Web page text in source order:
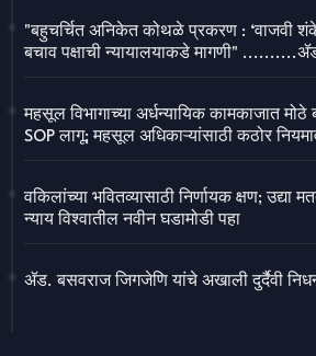
"बहुचर्चित अनिकेत कोथळे प्रकरण : ‘वाजवी
बचाव पक्षाची न्यायालयाकडे मागणी"
महसूल विभागाच्या अर्धन्यायिक कामकाजात
SOP लागू; महसूल अधिकाऱ्यांसाठी कठोर
वकिलांच्या भवितव्यासाठी निर्णायक क्षण; उद्या
न्याय विश्वातील नवीन घडामोडी पहा
ॲड. बसवराज जिगजेणि यांचे अखाली दुर्दैवी